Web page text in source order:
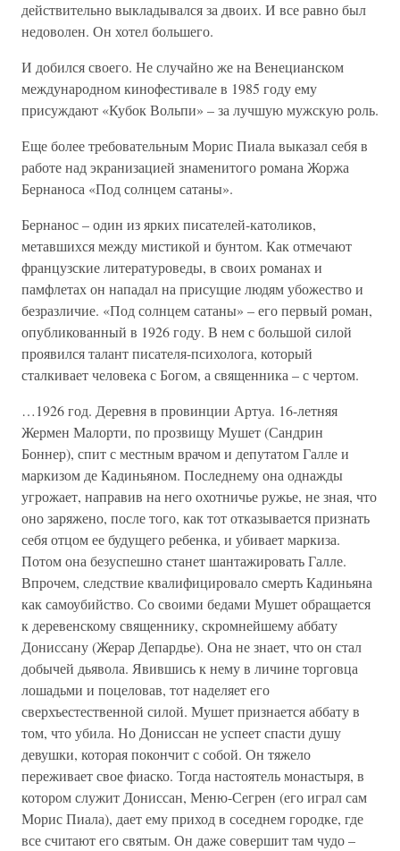
действительно выкладывался за двоих. И все равно был
недоволен. Он хотел большего.
И добился своего. Не случайно же на Венецианском
международном кинофестивале в 1985 году ему
присуждают «Кубок Вольпи» – за лучшую мужскую роль.
Еще более требовательным Морис Пиала выказал себя в
работе над экранизацией знаменитого романа Жоржа
Бернаноса «Под солнцем сатаны».
Бернанос – один из ярких писателей-католиков,
метавшихся между мистикой и бунтом. Как отмечают
французские литературоведы, в своих романах и
памфлетах он нападал на присущие людям убожество и
безразличие. «Под солнцем сатаны» – его первый роман,
опубликованный в 1926 году. В нем с большой силой
проявился талант писателя-психолога, который
сталкивает человека с Богом, а священника – с чертом.
…1926 год. Деревня в провинции Артуа. 16-летняя
Жермен Малорти, по прозвищу Мушет (Сандрин
Боннер), спит с местным врачом и депутатом Галле и
маркизом де Кадиньяном. Последнему она однажды
угрожает, направив на него охотничье ружье, не зная, что
оно заряжено, после того, как тот отказывается признать
себя отцом ее будущего ребенка, и убивает маркиза.
Потом она безуспешно станет шантажировать Галле.
Впрочем, следствие квалифицировало смерть Кадиньяна
как самоубийство. Со своими бедами Мушет обращается
к деревенскому священнику, скромнейшему аббату
Дониссану (Жерар Депардье). Она не знает, что он стал
добычей дьявола. Явившись к нему в личине торговца
лошадьми и поцеловав, тот наделяет его
сверхъестественной силой. Мушет признается аббату в
том, что убила. Но Дониссан не успеет спасти душу
девушки, которая покончит с собой. Он тяжело
переживает свое фиаско. Тогда настоятель монастыря, в
котором служит Дониссан, Меню-Сегрен (его играл сам
Морис Пиала), дает ему приход в соседнем городке, где
все считают его святым. Он даже совершит там чудо –